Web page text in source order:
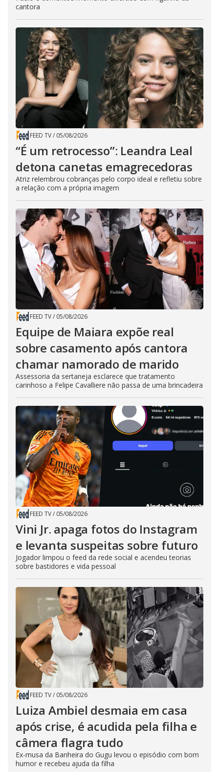
cantora
FEED TV/ 05/08/2026
“É um retrocesso”: Leandra Leal
detona canetas emagrecedoras
Atriz relembrou cobranças pelo corpo ideal e refletiu sobre
a relação com a própria imagem
FEED TV/ 05/08/2026
Equipe de Maiara expõe real
sobre casamento após cantora
chamar namorado de marido
Assessoria da sertaneja esclarece que tratamento
carinhoso a Felipe Cavalliere não passa de uma brincadeira
FEED TV/ 05/08/2026
Vini Jr. apaga fotos do Instagram
e levanta suspeitas sobre futuro
Jogador limpou o feed da rede social e acendeu teorias
sobre bastidores e vida pessoal
FEED TV/ 05/08/2026
Luiza Ambiel desmaia em casa
após crise, é acudida pela filha e
câmera flagra tudo
Ex-musa da Banheira do Gugu levou o episódio com bom
humor e recebeu ajuda da filha